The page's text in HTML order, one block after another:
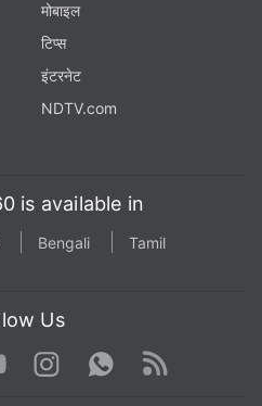
मोबाइल
टिप्स
इंटरनेट
NDTV.com
is available in
Bengali Tamil
Us
Instagram WhatsApp
Rss